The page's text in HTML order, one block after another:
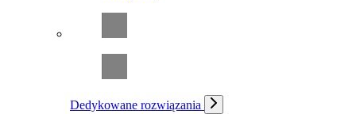
Dedykowane rozwiązania